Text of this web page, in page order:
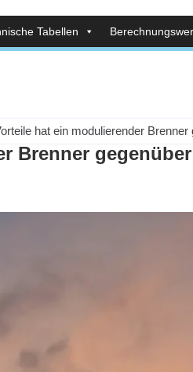
Tabellen
hat ein modulierender
Brenner